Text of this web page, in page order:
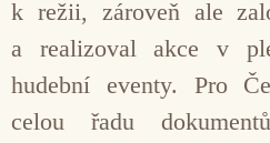
k režii, zároveň ale
a realizoval akce v
hudební eventy. Pro
celou řadu